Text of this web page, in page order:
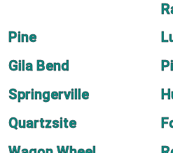
Pine
Gila Bend
Springerville
Quartzsite